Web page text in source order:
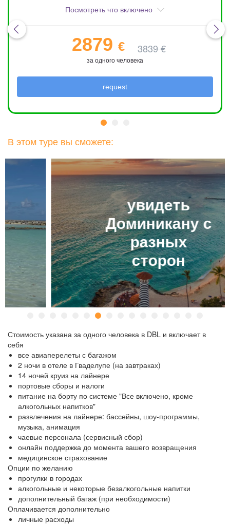
Посмотреть что включено
2879 € 3839 €
за одного человека
request
В этом туре вы сможете:
увидеть
Доминикану с
разных
сторон
Стоимость указана за одного человека в DBL и включает в
себя
все авиаперелеты с багажом
2 ночи в отеле в Гваделупе (на завтраках)
14 ночей круиз на лайнере
портовые сборы и налоги
питание на борту по системе "Все включено, кроме
алкогольных напитков"
развлечения на лайнере: бассейны, шоу-программы,
музыка, анимация
чаевые персонала (сервисный сбор)
онлайн поддержка до момента вашего возвращения
медицинское страхование
Опции по желанию
прогулки в городах
алкогольные и некоторые безалкогольные напитки
дополнительный багаж (при необходимости)
Оплачивается дополнительно
личные расходы